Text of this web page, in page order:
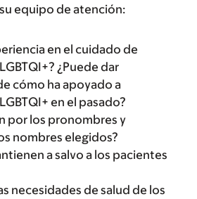
equipo de atención:
en el cuidado de
¿Puede dar
cómo ha apoyado a
en el pasado?
por los pronombres y
nombres elegidos?
a salvo a los pacientes
necesidades de salud de los